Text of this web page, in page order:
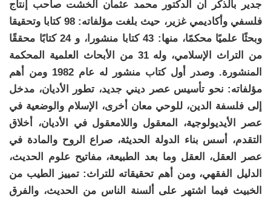
جدير بالذكر أن الدكتور محمد عثمان الخشت صاحب إنتاج
فلسفي وأكاديمي غزير، حيث بلغت مؤلفاته: 98 كتابا وتحقيقا
وبحثًا علميًا محكمًا، منها: 43 كتابا منشورا، و 24 كتابًا محققًا
من التراث الإسلامي، وله 31 من الأبحاث العلمية المحكمة
المنشورة. وصدر أول كتاب منشور له عام 1982 ومن أهم
مؤلفاته: نحو تأسيس عصر ديني جديد، تطور الأديان، مدخل
إلى فلسفة الدين، للوحي معان أخرى، الإسلام والوضعية في
عصر الأيديولوجية، المعقول واللامعقول في الأديان، أخلاق
التقدم، أسس بناء الدولة الحديثة، صراع الروح والمادة في
عصر العقل، العقل وما بعد الطبيعة، مفاتيح علوم الحديث،
الدليل الفقهي، ومن أهم تحقيقاته للتراث: تمييز الطيب من
الخبيث فيما اشتهر على ألسنة الناس من الحديث، والفرق